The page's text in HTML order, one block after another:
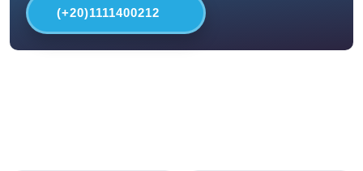
(+20)1111400212